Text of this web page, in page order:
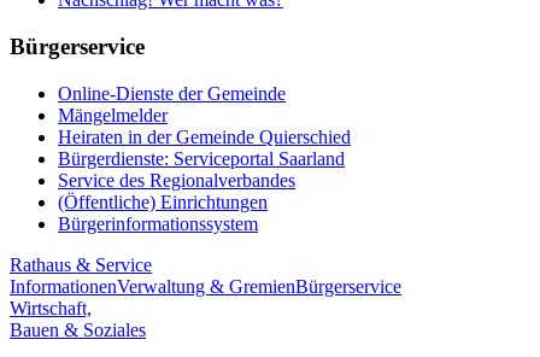
Bürgerservice
Online-Dienste der Gemeinde
Mängelmelder
Heiraten in der Gemeinde Quierschied
Bürgerdienste: Serviceportal Saarland
Service des Regionalverbandes
(Öffentliche) Einrichtungen
Bürgerinformationssystem
Rathaus & Service
InformationenVerwaltung & GremienBürgerservice
Wirtschaft,
Bauen & Soziales